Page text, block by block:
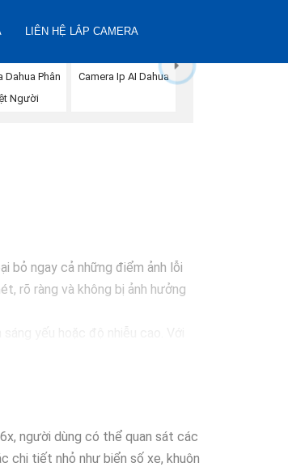
LIÊN HỆ LẮP CAMERA
Dahua Phân
Người
Camera Ip AI Dahua
bỏ ngay cả những điểm ảnh lỗi
rõ ràng và không bị ảnh hưởng
người dùng có thể quan sát các
chi tiết nhỏ như biển số xe, khuôn